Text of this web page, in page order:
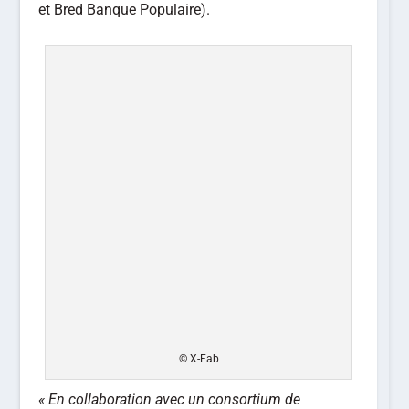
et Bred Banque Populaire).
© X-Fab
« En collaboration avec un consortium de